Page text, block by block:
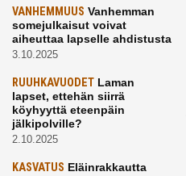
VANHEMMUUS Vanhemman
somejulkaisut voivat
aiheuttaa lapselle ahdistusta
3.10.2025
RUUHKAVUODET Laman
lapset, ettehän siirrä
köyhyyttä eteenpäin
jälkipolville?
2.10.2025
KASVATUS Eläinrakkautta